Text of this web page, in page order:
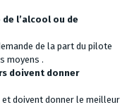
l’alcool ou de
de la part du pilote
moyens .
doivent donner
doivent donner le meilleur